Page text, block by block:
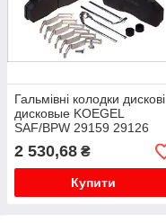
Гальмівні колодки дискові
дисковые KOEGEL
SAF/BPW 29159 29126
30,00 суппорт WABCO
3057008000
2 530,68 ₴
Купити